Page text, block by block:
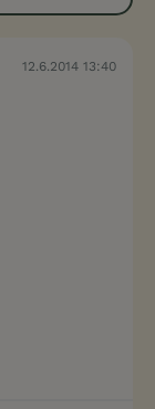
12.6.2014 13:40